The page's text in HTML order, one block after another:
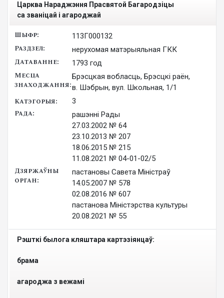
113Г000132
Царква Нараджэння Прасвятой Багародзіцы
1793 год
Брэсцкая вобласць, Брэсцкі раён,
в. Шэбрын, вул. Школьная, 1/1
3
рашэнні Рады
27.03.2002 № 64
23.10.2013 № 207
18.06.2015 № 215
11.08.2021 № 04-01-02/5
пастановы Савета Міністраў
14.05.2007 № 578
02.08.2016 № 607
пастанова Міністэрства культуры
20.08.2021 № 55
нерухомая матэрыяльная ГКК
Рэшткі былога кляштара картэзіянцаў:
брама
агароджа з вежамі